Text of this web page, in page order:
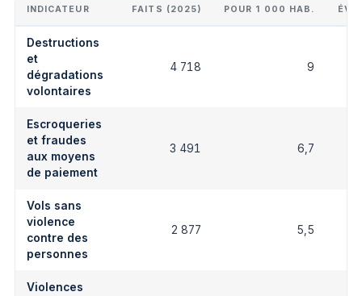
INDICATEUR FAITS (2025) POUR 1 000 HAB.
Destructions
et
dégradations
volontaires
4 718 9
Escroqueries
et fraudes
aux moyens
de paiement
3 491 6,7
Vols sans
violence
contre des
personnes
2 877 5,5
Violences